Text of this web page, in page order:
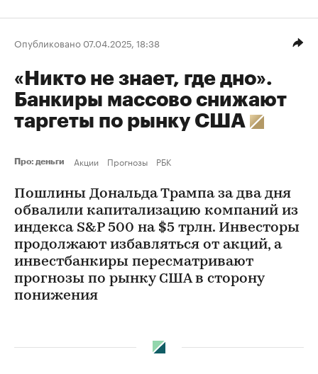
Опубликовано 07.04.2025, 18:38
«Никто не знает, где дно».
Банкиры массово снижают
таргеты по рынку США
Про: деньги Акции Прогнозы РБК
Пошлины Дональда Трампа за два дня
обвалили капитализацию компаний из
индекса S&P 500 на $5 трлн. Инвесторы
продолжают избавляться от акций, а
инвестбанкиры пересматривают
прогнозы по рынку США в сторону
понижения